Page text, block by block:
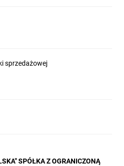
sprzedażowej
SPÓŁKA Z OGRANICZONĄ